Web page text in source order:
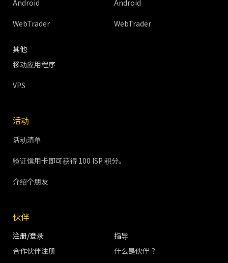
Android
WebTrader
Android
WebTrader
其他
移动应用程序
VPS
活动
活动清单
验证信用卡即可获得 100 ISP 积分。
介绍个朋友
伙伴
注册/登录
合作伙伴注册
指导
什么是伙伴？